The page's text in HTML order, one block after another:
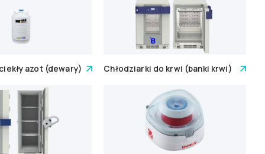
azot (dewary) Chłodziarki do krwi (banki krwi)